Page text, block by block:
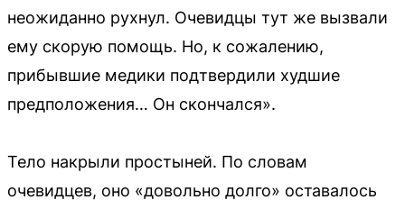
неожиданно рухнул. Очевидцы тут же вызвали
ему скорую помощь. Но, к сожалению,
прибывшие медики подтвердили худшие
предположения… Он скончался».
Тело накрыли простыней. По словам
очевидцев, оно «довольно долго» оставалось